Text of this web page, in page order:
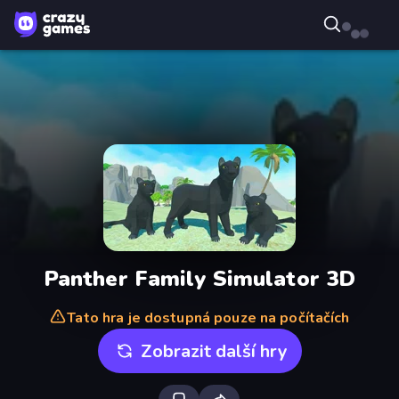
Panther Family Simulator 3D
Tato hra je dostupná pouze na počítačích
Zobrazit další hry